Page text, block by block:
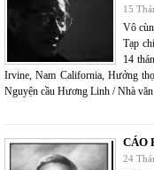
15
Vô
Tạp
14
Irvine, Nam California, Hưởng
Nguyện cầu Hương Linh / Nhà
CÁO
24